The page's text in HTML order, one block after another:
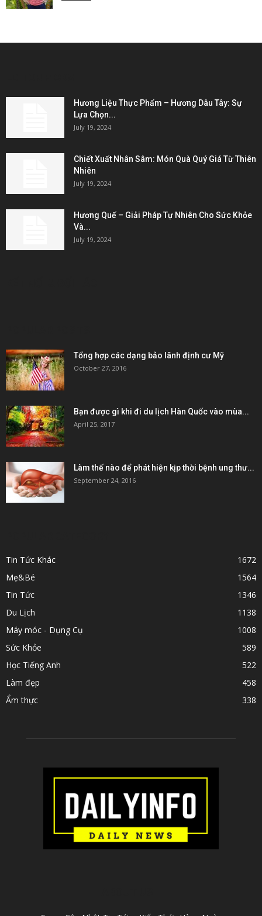
Hương Liệu Thực Phẩm – Hương Dâu Tây: Sự
Lựa Chọn...
July 19, 2024
Chiết Xuất Nhân Sâm: Món Quà Quý Giá Từ Thiên
Nhiên
July 19, 2024
Hương Quế – Giải Pháp Tự Nhiên Cho Sức Khỏe
Và...
July 19, 2024
Tổng hợp các dạng bảo lãnh định cư Mỹ
October 27, 2016
Bạn được gì khi đi du lịch Hàn Quốc vào mùa...
April 25, 2017
Làm thế nào để phát hiện kịp thời bệnh ung thư...
September 24, 2016
Tin Tức Khác
1672
Mẹ&Bé
1564
Tin Tức
1346
Du Lịch
1138
Máy móc - Dụng Cụ
1008
Sức Khỏe
589
Học Tiếng Anh
522
Làm đẹp
458
Ẩm thực
338